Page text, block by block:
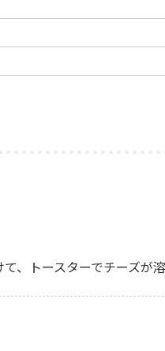
、トースターでチーズが